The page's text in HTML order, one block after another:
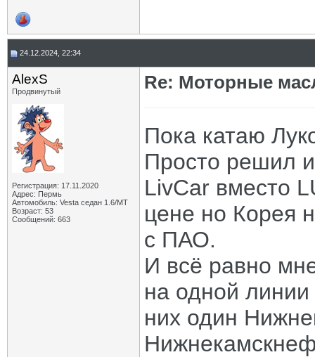
24.12.2024, 22:34
AlexS
Продвинутый
Регистрация: 17.11.2020
Адрес: Пермь
Автомобиль: Vesta седан 1.6/МТ
Возраст: 53
Сообщений: 663
Re: Моторные
Пока катаю
Просто решил
LivСar вместо
цене но Корея
с ПАО.
И всё равно
на одной линии
них один